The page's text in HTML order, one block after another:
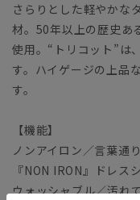
さらりとした軽やかな
材。50年以上の歴史あ
使用。“トリコット”は
す。ハイゲージの上品
す。
【機能】
ノンアイロン／言葉通
『NON IRON』ドレス
ウォッシャブル／汚れ